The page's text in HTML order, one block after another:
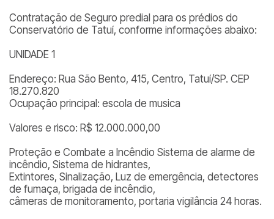
Contratação de Seguro predial para os prédios do
Conservatório de Tatuí, conforme informações abaixo:
UNIDADE 1
Endereço: Rua São Bento, 415, Centro, Tatuí/SP. CEP
18.270.820
Ocupação principal: escola de musica
Valores e risco: R$ 12.000.000,00
Proteção e Combate a Incêndio Sistema de alarme de
incêndio, Sistema de hidrantes,
Extintores, Sinalização, Luz de emergência, detectores
de fumaça, brigada de incêndio,
câmeras de monitoramento, portaria vigilância 24 horas.